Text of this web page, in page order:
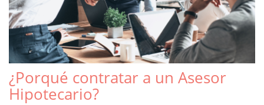
¿Porqué contratar a un Asesor
Hipotecario?